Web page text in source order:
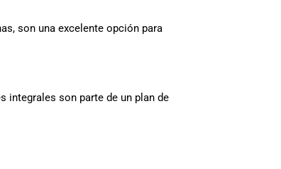
son una excelente opción para
integrales son parte de un plan de